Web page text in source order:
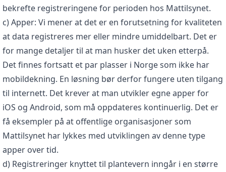
bekrefte registreringene for perioden hos Mattilsynet.
c) Apper: Vi mener at det er en forutsetning for kvaliteten
at data registreres mer eller mindre umiddelbart. Det er
for mange detaljer til at man husker det uken etterpå.
Det finnes fortsatt et par plasser i Norge som ikke har
mobildekning. En løsning bør derfor fungere uten tilgang
til internett. Det krever at man utvikler egne apper for
iOS og Android, som må oppdateres kontinuerlig. Det er
få eksempler på at offentlige organisasjoner som
Mattilsynet har lykkes med utviklingen av denne type
apper over tid.
d) Registreringer knyttet til plantevern inngår i en større